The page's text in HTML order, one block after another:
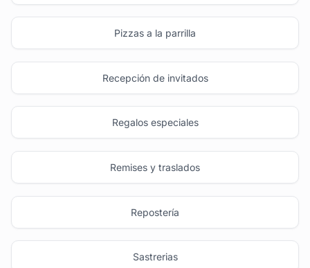
Pizzas a la parrilla
Recepción de invitados
Regalos especiales
Remises y traslados
Repostería
Sastrerias